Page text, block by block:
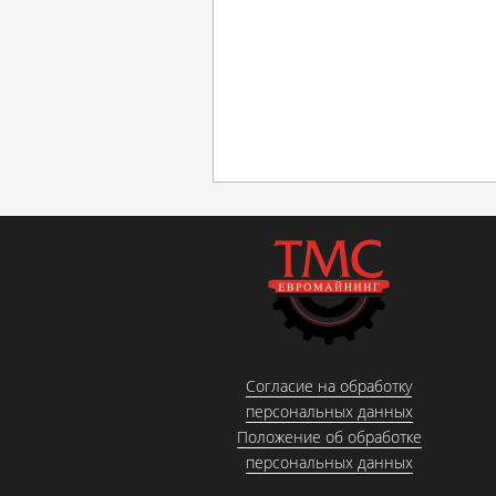
Согласие на обработку
персональных данных
Положение об обработке
персональных данных